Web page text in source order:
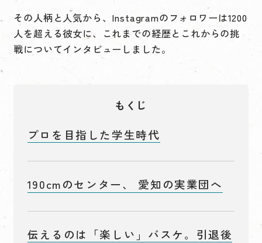
その人柄と人気から、Instagramのフォロワーは1200
人を超える彼女に、これまでの経歴とこれからの挑
戦についてインタビューしました。
もくじ
プロを目指した学生時代
190cmのセンター、 愛知の実業団へ
伝えるのは「楽しい」バスケ。引退後